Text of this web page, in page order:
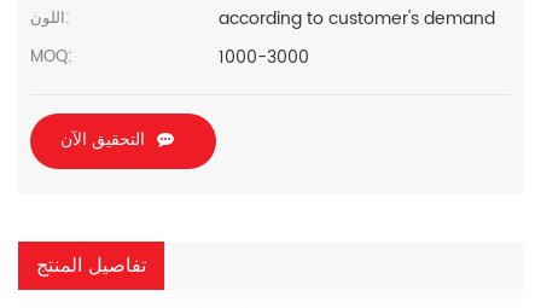
اللون: according to customer's demand
MOQ: 1000-3000
التحقيق الآن
تفاصيل المنتج